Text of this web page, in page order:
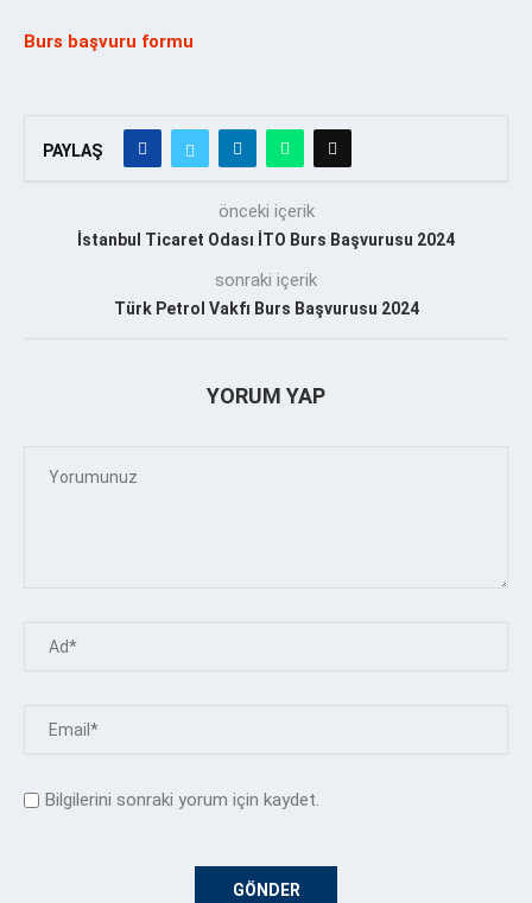
Burs başvuru formu
PAYLAŞ
önceki içerik
İstanbul Ticaret Odası İTO Burs Başvurusu 2024
sonraki içerik
Türk Petrol Vakfı Burs Başvurusu 2024
YORUM YAP
Bilgilerini sonraki yorum için kaydet.